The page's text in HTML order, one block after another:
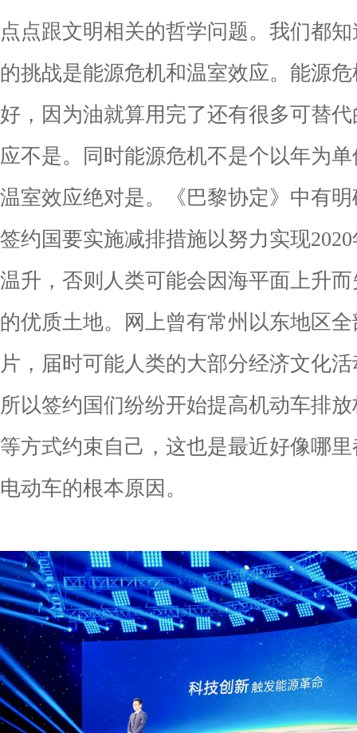
点点跟文明相关的哲学问题。我们都
的挑战是能源危机和温室效应。能源
好，因为油就算用完了还有很多可替
应不是。同时能源危机不是个以年为
温室效应绝对是。《巴黎协定》中有
签约国要实施减排措施以努力实现
温升，否则人类可能会因海平面上升
的优质土地。网上曾有常州以东地区
片，届时可能人类的大部分经济文化
所以签约国们纷纷开始提高机动车排
等方式约束自己，这也是最近好像哪
电动车的根本原因。